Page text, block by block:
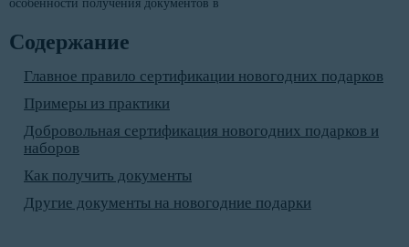
Содержание
Главное правило сертификации новогодних подарков
Примеры из практики
Добровольная сертификация новогодних подарков и
наборов
Как получить документы
Другие документы на новогодние подарки